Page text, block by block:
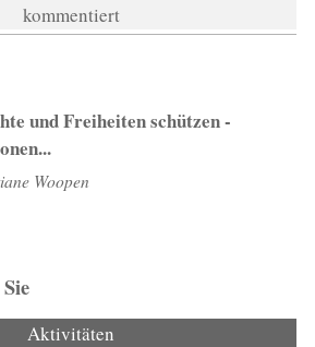
kommentiert
und Freiheiten schützen -
Woopen
Aktivitäten